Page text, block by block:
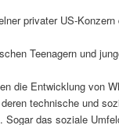
privater US-
Teenagern und
die Entwicklung von
technische und
Sogar das soziale